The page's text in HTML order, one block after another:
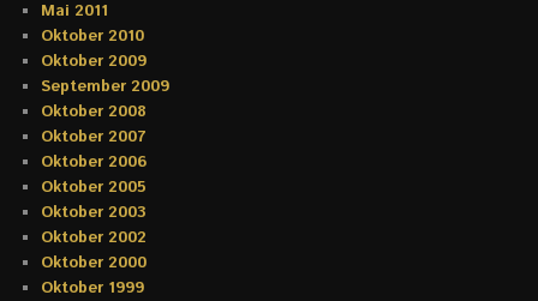
Mai 2011
Oktober 2010
Oktober 2009
September 2009
Oktober 2008
Oktober 2007
Oktober 2006
Oktober 2005
Oktober 2003
Oktober 2002
Oktober 2000
Oktober 1999